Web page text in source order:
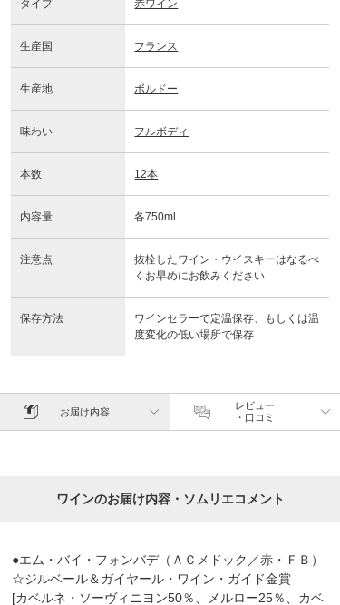
タイプ 赤ワイン
生産国 フランス
生産地 ボルドー
味わい フルボディ
本数 12本
内容量 各750ml
注意点
抜栓したワイン・ウイスキーはなるべ
くお早めにお飲みください
保存方法
ワインセラーで定温保存、もしくは温
度変化の低い場所で保存
お届け内容
レビュー
・口コミ
ワインのお届け内容・ソムリエコメント
●エム・バイ・フォンバデ（ＡＣメドック／赤・ＦＢ）
☆ジルベール＆ガイヤール・ワイン・ガイド金賞
[カベルネ・ソーヴィニヨン50％、メルロー25％、カベ